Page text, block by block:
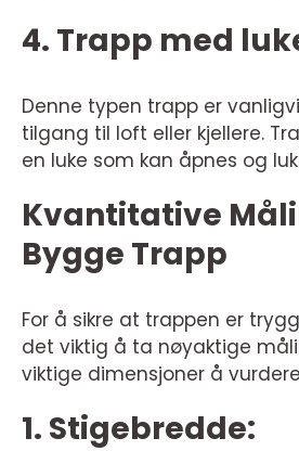
4. Trapp med
Denne typen trapp er
tilgang til loft eller kjellere.
en luke som kan åpnes og
Kvantitative
Bygge Trapp
For å sikre at trappen er
det viktig å ta nøyaktige
viktige dimensjoner å
1. Stigebredde: